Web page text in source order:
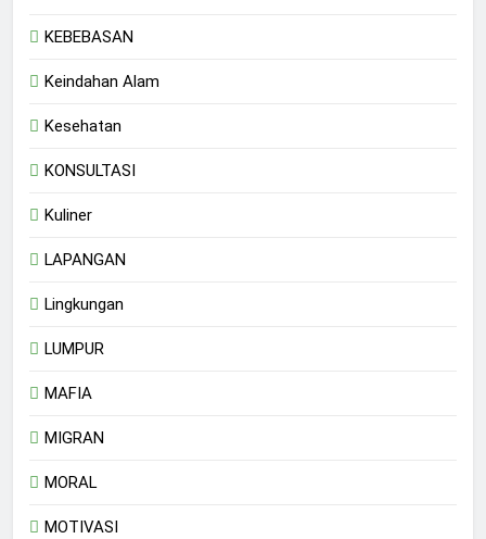
KEBEBASAN
Keindahan Alam
Kesehatan
KONSULTASI
Kuliner
LAPANGAN
Lingkungan
LUMPUR
MAFIA
MIGRAN
MORAL
MOTIVASI